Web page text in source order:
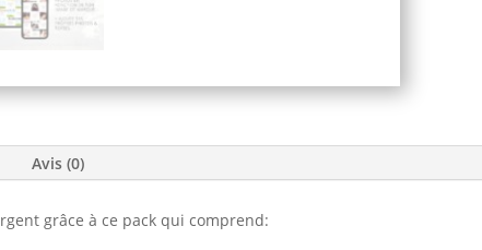
Avis (0)
grâce à ce pack qui comprend: